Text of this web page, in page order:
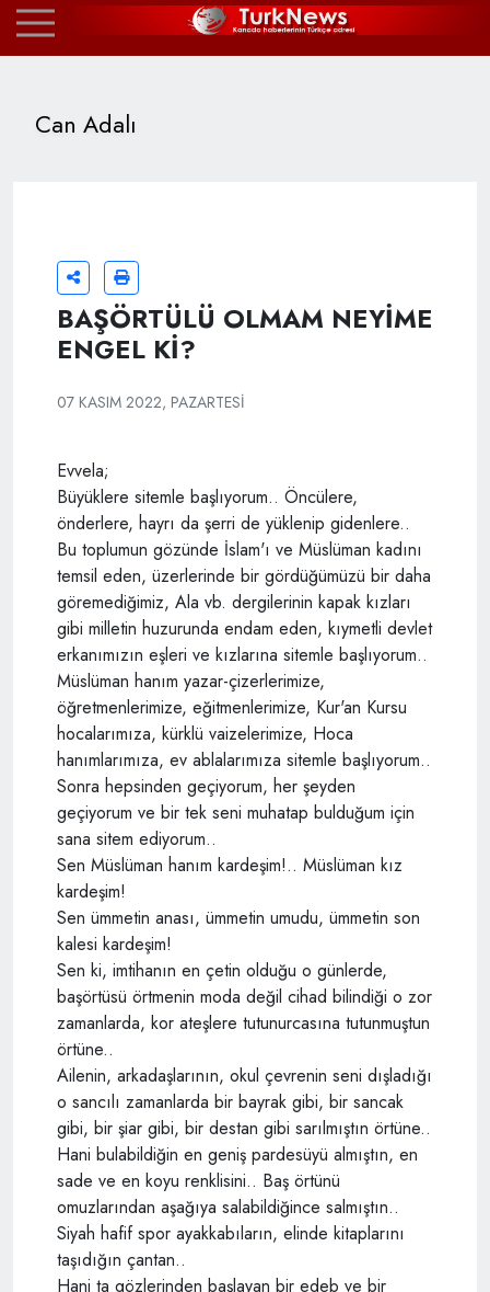
Can Adalı
BAŞÖRTÜLÜ OLMAM NEYİME
ENGEL Kİ?
07 KASIM 2022, PAZARTESI
Evvela;
Büyüklere sitemle başlıyorum.. Öncülere,
önderlere, hayrı da şerri de yüklenip gidenlere..
Bu toplumun gözünde İslam'ı ve Müslüman kadını
temsil eden, üzerlerinde bir gördüğümüzü bir daha
göremediğimiz, Ala vb. dergilerinin kapak kızları
gibi milletin huzurunda endam eden, kıymetli devlet
erkanımızın eşleri ve kızlarına sitemle başlıyorum..
Müslüman hanım yazar-çizerlerimize,
öğretmenlerimize, eğitmenlerimize, Kur'an Kursu
hocalarımıza, kürklü vaizelerimize, Hoca
hanımlarımıza, ev ablalarımıza sitemle başlıyorum..
Sonra hepsinden geçiyorum, her şeyden
geçiyorum ve bir tek seni muhatap bulduğum için
sana sitem ediyorum..
Sen Müslüman hanım kardeşim!.. Müslüman kız
kardeşim!
Sen ümmetin anası, ümmetin umudu, ümmetin son
kalesi kardeşim!
Sen ki, imtihanın en çetin olduğu o günlerde,
başörtüsü örtmenin moda değil cihad bilindiği o zor
zamanlarda, kor ateşlere tutunurcasına tutunmuştun
örtüne..
Ailenin, arkadaşlarının, okul çevrenin seni dışladığı
o sancılı zamanlarda bir bayrak gibi, bir sancak
gibi, bir şiar gibi, bir destan gibi sarılmıştın örtüne..
Hani bulabildiğin en geniş pardesüyü almıştın, en
sade ve en koyu renklisini.. Baş örtünü
omuzlarından aşağıya salabildiğince salmıştın..
Siyah hafif spor ayakkabıların, elinde kitaplarını
taşıdığın çantan..
Hani ta gözlerinden başlayan bir edeb ve bir